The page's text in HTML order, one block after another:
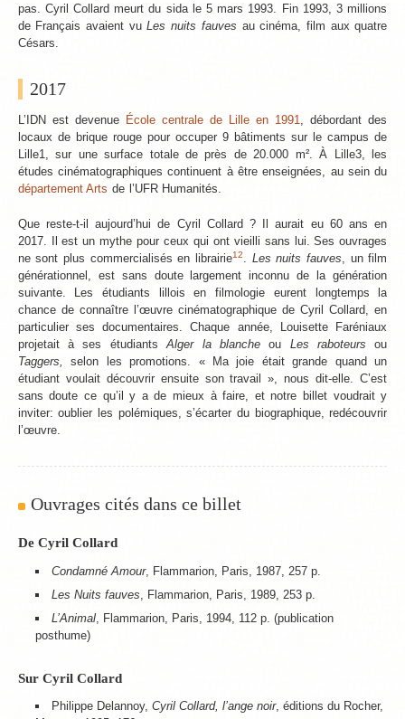
pas. Cyril Collard meurt du sida le 5 mars 1993. Fin 1993, 3 millions
de Français avaient vuLes nuits fauves au cinéma, film aux quatre
Césars.
2017
L’IDN est devenue École centrale de Lille en 1991
, débordant des
locaux de brique rouge pour occuper 9 bâtiments sur le campus de
Lille1, sur une surface totale de près de 20.000 m². À Lille3, les
études cinématographiques continuent à être enseignées, au sein du
département Arts de l’UFR Humanités.
Que reste-t-il aujourd’hui de Cyril Collard ? Il aurait eu 60 ans en
2017. Il est un mythe pour ceux qui ont vieilli sans lui. Ses ouvrages
ne sont plus commercialisés en librairie12 Les nuits fauves , un film
générationnel, est sans doute largement inconnu de la génération
suivante. Les étudiants lillois en filmologie eurent longtemps la
chance de connaître l’œuvre cinématographique de Cyril Collard, en
particulier ses documentaires. Chaque année, Louisette Faréniaux
projetait à ses étudiantsAlger la blancheou Les raboteurs ou
Taggers,
selon les promotions. « Ma joie était grande quand un
étudiant voulait découvrir ensuite son travail », nous dit-elle. C’est
sans doute ce qu’il y a de mieux à faire, et notre billet voudrait y
inviter: oublier les polémiques, s’écarter du biographique, redécouvrir
l’œuvre.
Ouvrages cités dans ce billet
De Cyril Collard
Condamné Amour, Flammarion, Paris, 1987, 257 p.
Les Nuits fauves , Flammarion, Paris, 1989, 253 p.
L’Animal , Flammarion, Paris, 1994, 112 p. (publication
posthume)
Sur Cyril Collard
Philippe Delannoy,Cyril Collard, l’ange noir, éditions du Rocher,